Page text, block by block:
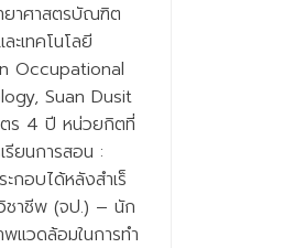
ยาศาสตรบัณฑิต
เทคโนโลยี
Occupational
Suan Dusit
ร 4 ปี หน่วยกิตที่
ยนการสอน :
อบได้หลังสําเร็
ชาชีพ (จป.) – นัก
แวดล้อมในการทํา